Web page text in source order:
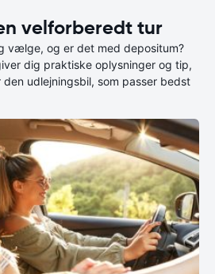
velforberedt tur
vælge, og er det med depositum?
dig praktiske oplysninger og tip,
udlejningsbil, som passer bedst